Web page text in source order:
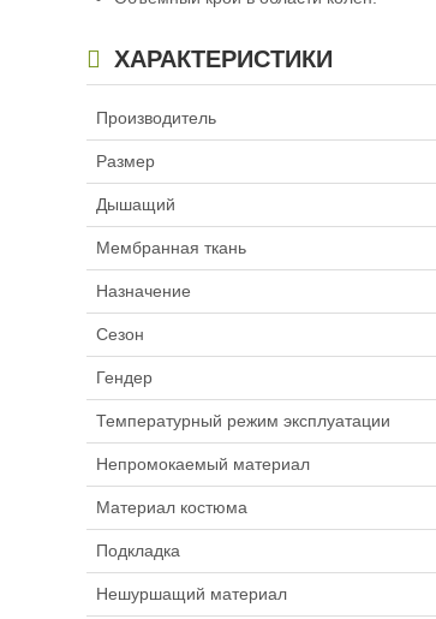
ХАРАКТЕРИСТИКИ
Производитель
Размер
Дышащий
Мембранная ткань
Назначение
Сезон
Гендер
Температурный режим эксплуатации
Непромокаемый материал
Материал костюма
Подкладка
Нешуршащий материал